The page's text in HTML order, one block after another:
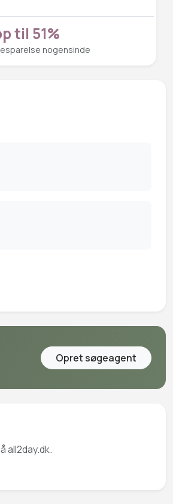
til 51%
nogensinde
Opret søgeagent
all2day.dk.